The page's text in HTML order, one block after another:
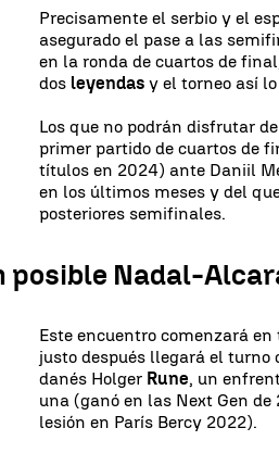
Precisamente el serbio y el
asegurado el pase a las
en la ronda de cuartos de
dos leyendasy el torneo así
Los que no podrán disfrutar
primer partido de cuartos de
títulos en 2024) ante Daniil
en los últimos meses y del
posteriores semifinales.
posible Nadal-
Este encuentro comenzará
justo después llegará el turno
danés Holger Rune, un
una (ganó en las Next Gen
lesión en París Bercy 2022).